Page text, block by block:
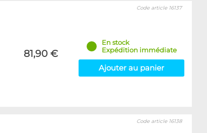
81,90 €
Code article 16137
En stock
Expédition immédiate
Ajouter au panier
Code article 16138